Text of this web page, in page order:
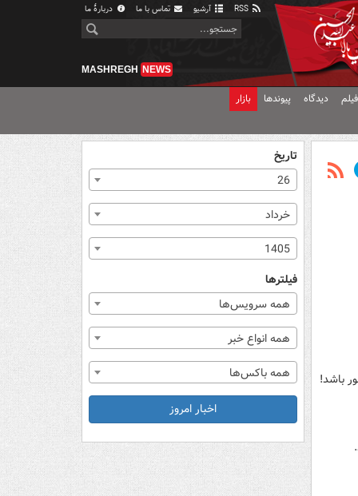
آرشیو تماس با ما دربارهٔ ما
MASHREGH NEWS
دیدگاه پیوندها بازار
باشد!
تاریخ
26
خرداد
1405
فیلترها
همه سرویس‌ها
همه انواع خبر
همه باکس‌ها
اخبار امروز